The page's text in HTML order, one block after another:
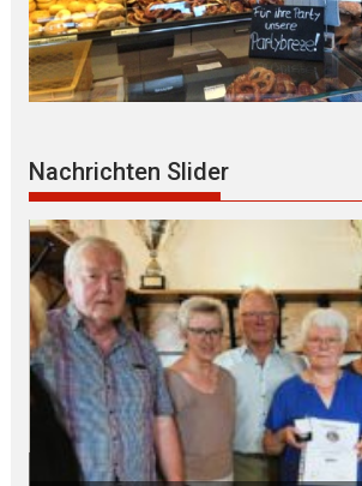
Nachrichten Slider
B Ü R G E R S P R E C H S T U